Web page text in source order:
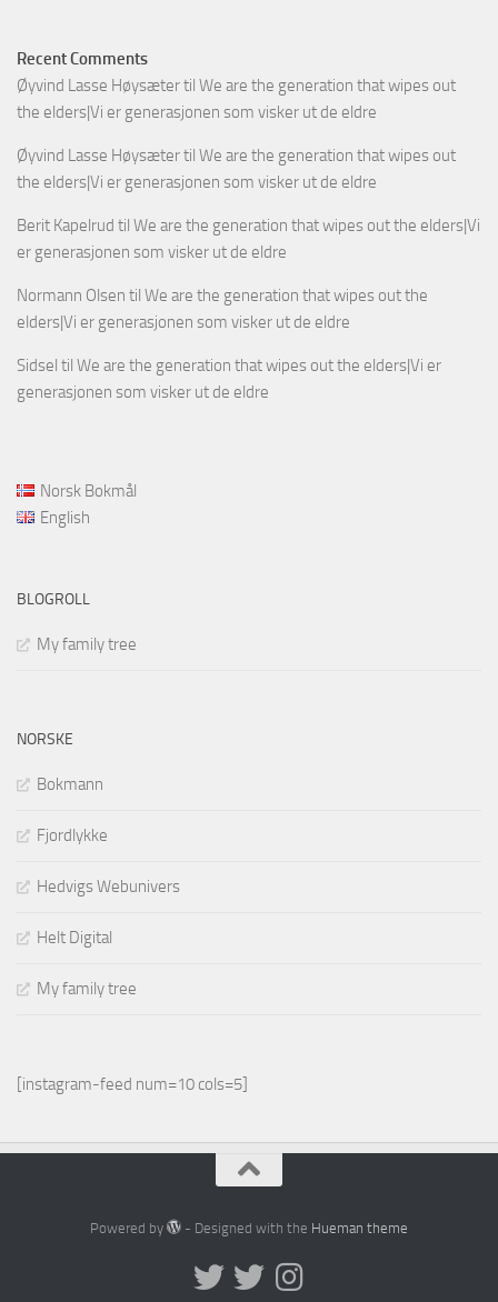
Recent Comments
Øyvind Lasse Høysætertil We are the generation that wipes out
the elders|Vi er generasjonen som visker ut de eldre
Øyvind Lasse Høysætertil We are the generation that wipes out
the elders|Vi er generasjonen som visker ut de eldre
Berit Kapelrud til We are the generation that wipes out the elders|Vi
er generasjonen som visker ut de eldre
Normann Olsen til We are the generation that wipes out the
elders|Vi er generasjonen som visker ut de eldre
Sidsel til We are the generation that wipes out the elders|Vi er
generasjonen som visker ut de eldre
Norsk Bokmål
English
BLOGROLL
My family tree
NORSKE
Bokmann
Fjordlykke
Hedvigs Webunivers
Helt Digital
My family tree
[instagram-feed num=10 cols=5]
Powered by - Designed with the Hueman theme